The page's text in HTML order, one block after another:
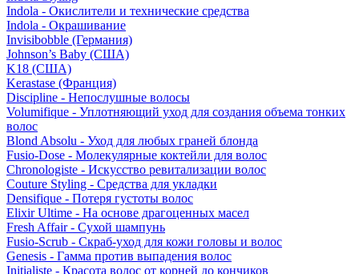
Indola - Окислители и технические средства
Indola - Окрашивание
Invisibobble (Германия)
Johnson’s Baby (США)
K18 (США)
Kerastase (Франция)
Discipline - Непослушные волосы
Volumifique - Уплотняющий уход для создания объема тонких
волос
Blond Absolu - Уход для любых граней блонда
Fusio-Dose - Молекулярные коктейли для волос
Chronologiste - Искусство ревитализации волос
Couture Styling - Средства для укладки
Densifique - Потеря густоты волос
Elixir Ultime - На основе драгоценных масел
Fresh Affair - Сухой шампунь
Fusio-Scrub - Скраб-уход для кожи головы и волос
Genesis - Гамма против выпадения волос
Initialiste - Красота волос от корней до кончиков